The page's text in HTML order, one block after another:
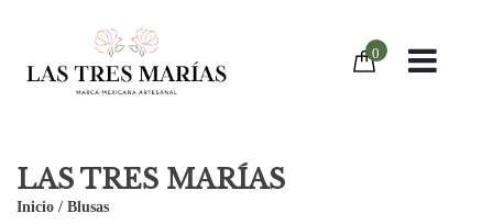
0
LAS TRES MARÍAS
Inicio / Blusas